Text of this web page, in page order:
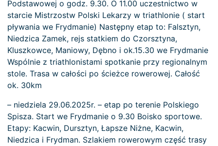
Podstawowej o godz. 9.30. O 11.00 uczestnictwo w
starcie Mistrzostw Polski Lekarzy w triathlonie ( start
pływania we Frydmanie) Następny etap to: Falsztyn,
Niedzica Zamek, rejs statkiem do Czorsztyna,
Kluszkowce, Maniowy, Dębno i ok.15.30 we Frydmanie
Wspólnie z triathlonistami spotkanie przy regionalnym
stole. Trasa w całości po ścieżce rowerowej. Całość
ok. 30km
– niedziela 29.06.2025r. – etap po terenie Polskiego
Spisza. Start we Frydmanie o 9.30 Boisko sportowe.
Etapy: Kacwin, Dursztyn, Łapsze Niżne, Kacwin,
Niedzica i Frydman. Szlakiem rowerowym część trasy